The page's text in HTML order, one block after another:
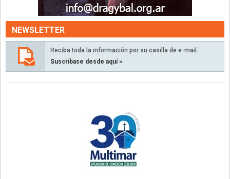
NEWSLETTER
Reciba toda la información por su casilla de e-mail.
Suscríbase desde aquí »